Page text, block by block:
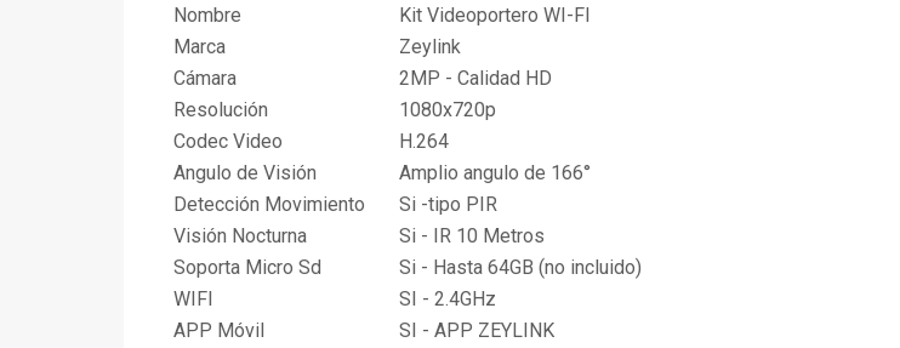
Nombre
Kit Videoportero WI-FI
Marca
Zeylink
Cámara
2MP - Calidad HD
Resolución
1080x720p
Codec Video
H.264
Angulo de Visión
Amplio angulo de 166°
Detección Movimiento
Si -tipo PIR
Visión Nocturna
Si - IR 10 Metros
Soporta Micro Sd
Si - Hasta 64GB (no incluido)
WIFI
SI - 2.4GHz
APP Móvil
SI - APP ZEYLINK